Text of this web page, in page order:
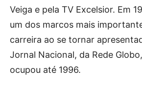
Veiga e pela TV Excelsior. Em
um dos marcos mais
carreira ao se tornar
Jornal Nacional, da Rede
ocupou até 1996.